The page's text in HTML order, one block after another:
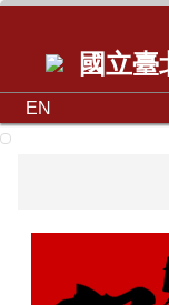
國立
EN